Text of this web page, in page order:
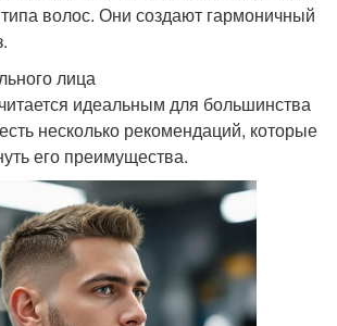
волос. Они создают гармоничный
лица
идеальным для большинства
несколько рекомендаций, которые
его преимущества.